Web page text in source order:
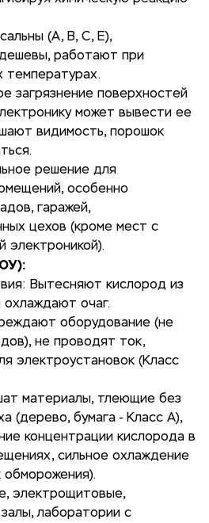
(А, В, С, Е),
работают при
температурах.
загрязнение поверхностей
может вывести ее
видимость, порошок
решение для
особенно
гаражей,
цехов (кроме мест с
электроникой).
Вытесняют кислород из
охлаждают очаг.
оборудование (не
не проводят ток,
электроустановок (Класс
материалы, тлеющие без
(дерево, бумага - Класс А),
концентрации кислорода в
сильное охлаждение
обморожения).
электрощитовые,
лаборатории с